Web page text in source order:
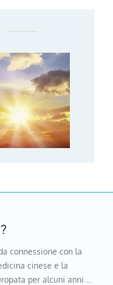
connessione con la
cinese e la
per alcuni anni …